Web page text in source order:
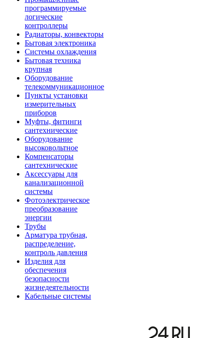
программируемые
логические
контроллеры
Радиаторы, конвекторы
Бытовая электроника
Системы охлаждения
Бытовая техника
крупная
Оборудование
телекоммуникационное
Пункты установки
измерительных
приборов
Муфты, фитинги
сантехнические
Оборудование
высоковольтное
Компенсаторы
сантехнические
Аксессуары для
канализационной
системы
Фотоэлектрическое
преобразование
энергии
Трубы
Арматура трубная,
распределение,
контроль давления
Изделия для
обеспечения
безопасности
жизнедеятельности
Кабельные системы